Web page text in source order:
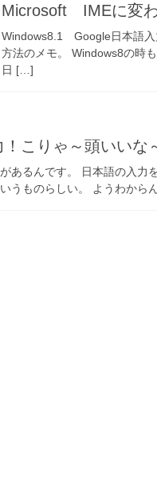
Microsoft IMEに変わ
Windows8.1 Google日本語
方法のメモ。 Windows8の時
日 […]
こりゃ～頭いいな
あるんです。 日本語の入力
うものらしい。 ようわか